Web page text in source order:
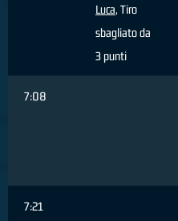
Luca, Tiro
sbagliato da
3 punti
7:08
7:21